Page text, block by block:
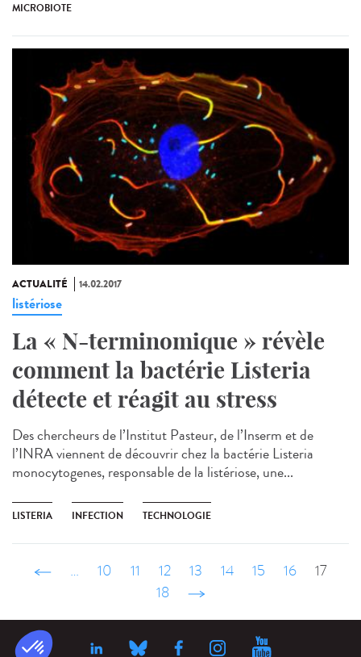
MICROBIOTE
ACTUALITÉ 14.02.2017
listériose
La « N-terminomique » révèle
comment la bactérie Listeria
détecte et réagit au stress
Des chercheurs de l’Institut Pasteur, de l’Inserm et de
l’INRA viennent de découvrir chez la bactérie Listeria
monocytogenes, responsable de la listériose, une...
LISTERIA INFECTION TECHNOLOGIE
‹ précédent
… 10 11 12 13 14 15 16
17
18
suivant ›